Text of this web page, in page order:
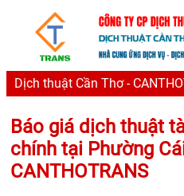
Dịch thuật Cần Thơ -
Báo giá dịch thuật
chính tại Phường
CANTHOTRANS